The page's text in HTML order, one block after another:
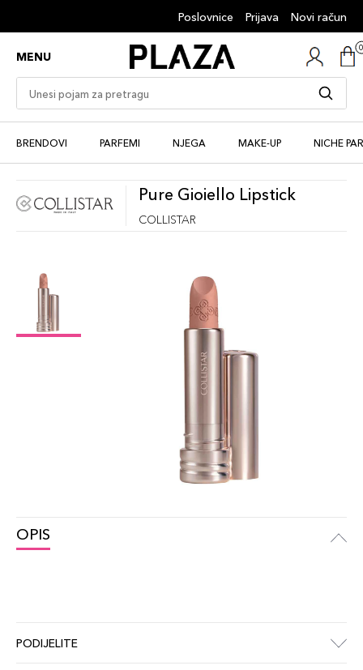
Poslovnice Prijava Novi račun
MENU
BRENDOVI PARFEMI NJEGA MAKE-UP NICHE
Pure Gioiello Lipstick
COLLISTAR
OPIS
PODIJELITE